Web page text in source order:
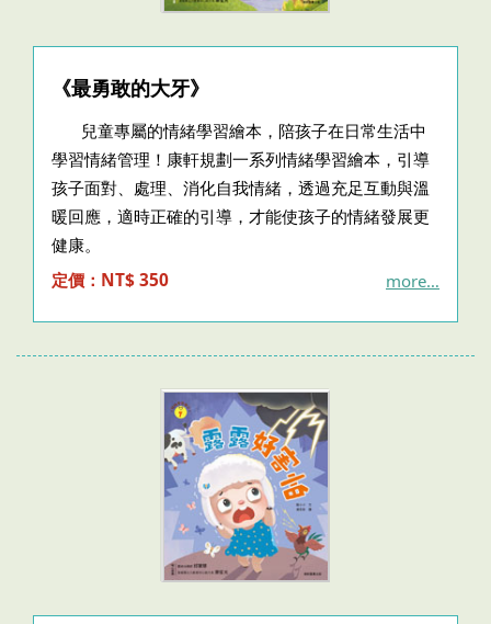
《最勇敢的大牙》
兒童專屬的情緒學習繪本，陪孩子在日常生活中
學習情緒管理！康軒規劃一系列情緒學習繪本，引導
孩子面對、處理、消化自我情緒，透過充足互動與溫
暖回應，適時正確的引導，才能使孩子的情緒發展更
健康。
定價：NT$ 350 more…